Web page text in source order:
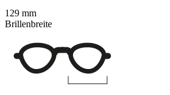
129 mm
Brillenbreite